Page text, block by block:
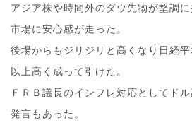
アジア株や時間外のダウ先物が堅調に
市場に安心感が走った。
後場からもジリジリと高くなり日経
以上高く成って引けた。
ＦＲＢ議長のインフレ対応としてド
発言もあった。